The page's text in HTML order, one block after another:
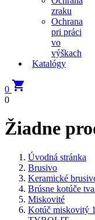
zraku
Ochrana
pri práci
vo
výškach
Katalógy
0 
0
Žiadne
Úvodná stránka
Brusivo
Keramické
Brúsne kotúče
Miskovité
Kotúč miskovitý